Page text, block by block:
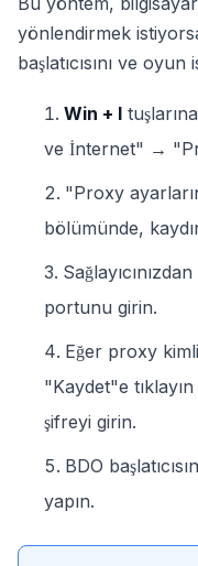
yönlendirmek
başlatıcısını ve
Win + I
ve İnternet" →
"Proxy
bölümünde,
portunu girin.
Eğer proxy
"Kaydet"e tıklayın
şifreyi girin.
BDO
yapın.